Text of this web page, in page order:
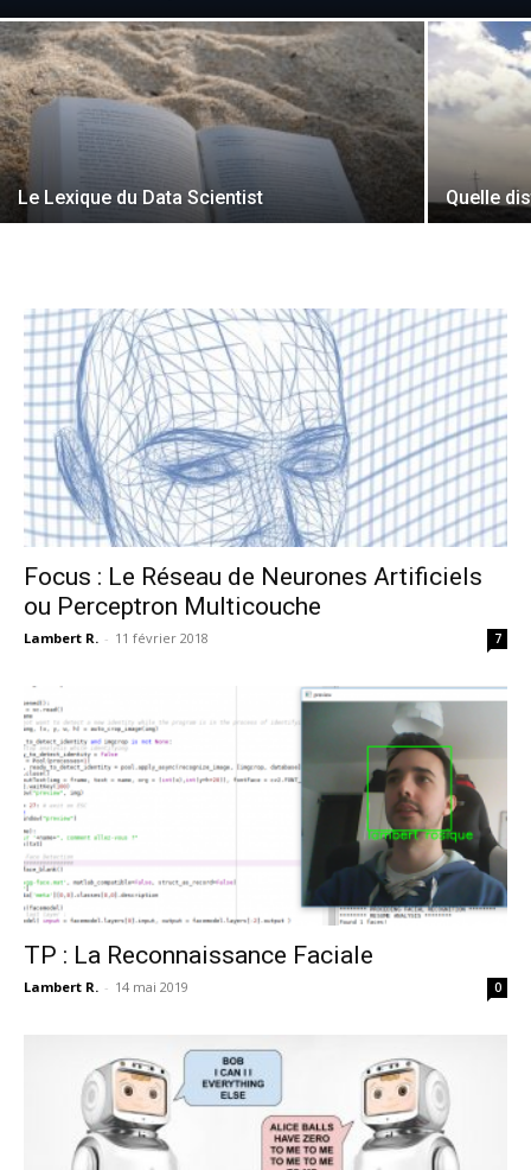
Le Lexique du Data Scientist Quelle
Focus : Le Réseau de Neurones Artificiels
ou Perceptron Multicouche
Lambert R. - 11 février 2018 7
TP : La Reconnaissance Faciale
Lambert R. - 14 mai 2019 0